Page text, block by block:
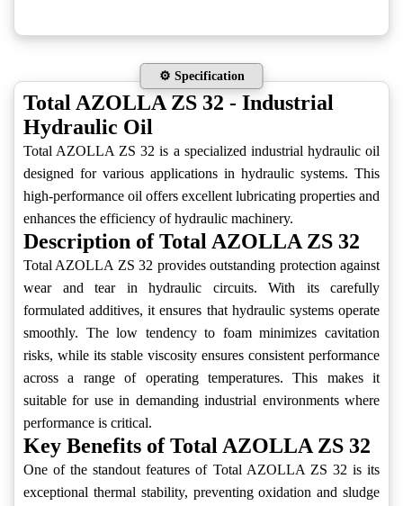
⚙️ Specification
Total AZOLLA ZS 32 - Industrial
Hydraulic Oil
Total AZOLLA ZS 32 is a specialized industrial hydraulic oil
designed for various applications in hydraulic systems. This
high-performance oil offers excellent lubricating properties and
enhances the efficiency of hydraulic machinery.
Description of Total AZOLLA ZS 32
Total AZOLLA ZS 32 provides outstanding protection against
wear and tear in hydraulic circuits. With its carefully
formulated additives, it ensures that hydraulic systems operate
smoothly. The low tendency to foam minimizes cavitation
risks, while its stable viscosity ensures consistent performance
across a range of operating temperatures. This makes it
suitable for use in demanding industrial environments where
performance is critical.
Key Benefits of Total AZOLLA ZS 32
One of the standout features of Total AZOLLA ZS 32 is its
exceptional thermal stability, preventing oxidation and sludge